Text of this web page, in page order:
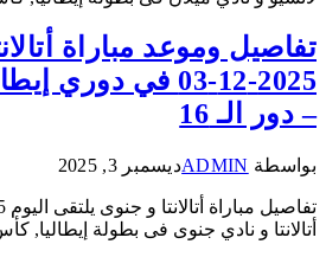
تفاصيل وموعد مباراة
2025-12-03 في
– دور الـ 16
بواسطة ADMINديسمبر 3, 2025
أتالانتا و نادي جنوى فى بطولة إيطاليا,